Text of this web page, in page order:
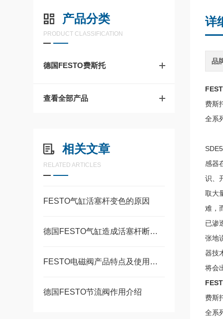
产品分类
PRODUCT CLASSIFICATION
德国FESTO费斯托
查看全部产品
相关文章
RELATED ARTICLES
FESTO气缸活塞杆变色的原因
德国FESTO气缸造成活塞杆断裂的常见原因
FESTO电磁阀产品特点及使用要求
德国FESTO节流阀作用介绍
详
品
费斯
全系
感器
识、
取大
难，
已渗
张地
器技
将会
费斯
全系